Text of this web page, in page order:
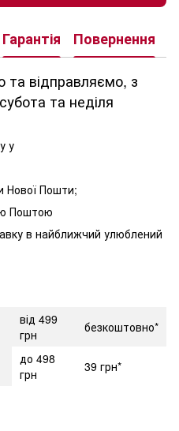
Гарантія Повернення
відправляємо, з
та неділя
у
Нової Пошти;
Поштою
в найближчий улюблений
від 499
грн
безкоштовно*
до 498
грн
39 грн*